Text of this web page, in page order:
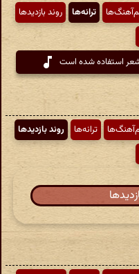
ترانه‌ها
روند بازدیدها
شعر استفاده شده است
ترانه‌ها
روند بازدیدها